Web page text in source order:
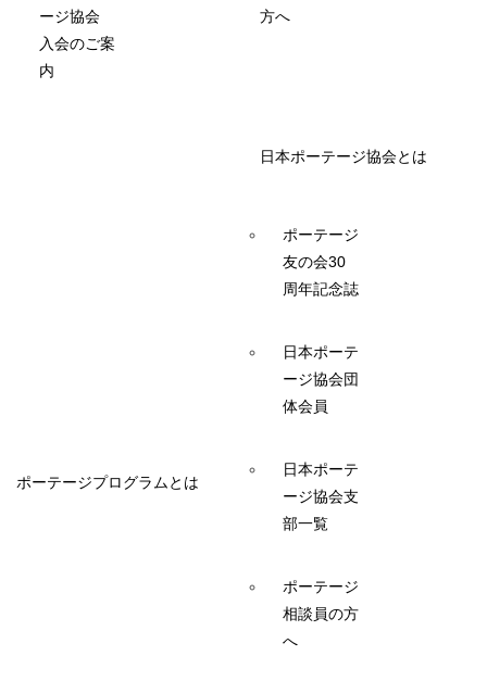
ージ協会
入会のご案
内
方へ
ポーテージプログラムとは
日本ポーテージ協会とは
ポーテージ
友の会30
周年記念誌
日本ポーテ
ージ協会団
体会員
日本ポーテ
ージ協会支
部一覧
ポーテージ
相談員の方
へ